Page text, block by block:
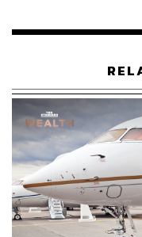
เดือนพฤษภาคม-สิงหา
ความอ่อนไหวของเรา
10% จะหนุนให้กำไรข
ปัจจัยกระตุ้นที่ 3: ต้นทุน
จ่ายดอกเบี้ยทั้งหมดในง
เกิดจาก MAKRO
ของ MAKRO ในเดือน
ลงจาก 4.7-7.0% ต่อปี
ต้นทุนทางการเงินในง